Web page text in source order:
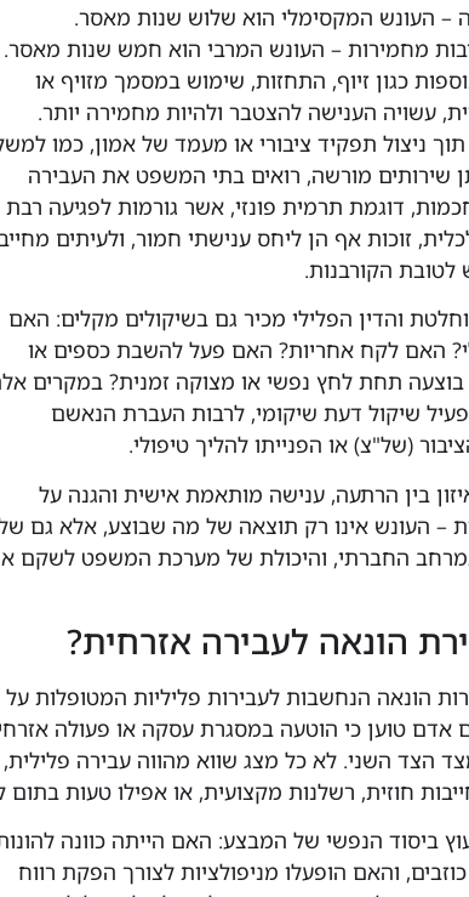
– העונש המקסימלי הוא שלוש שנות מאסר.
מחמירות – העונש המרבי הוא חמש שנות מאסר.
כגון זיוף, התחזות, שימוש במסמך מזויף או
עשויה הענישה להצטבר ולהיות מחמירה יותר.
ניצול תפקיד ציבורי או מעמד של אמון, כמו
שירותים מורשה, רואים בתי המשפט את העבירה
דוגמת תרמית פונזי, אשר גורמות לפגיעה רבת
זוכות אף הן ליחס ענישתי חמור, ולעיתים
לטובת הקורבנות.
והדין הפלילי מכיר גם בשיקולים מקלים: האם
האם לקח אחריות? האם פעל להשבת כספים או
בוצעה תחת לחץ נפשי או מצוקה זמנית? במקרים
שיקול דעת שיקומי, לרבות העברת הנאשם
(של"צ) או הפנייתו להליך טיפולי.
בין הרתעה, ענישה מותאמת אישית והגנה על
– העונש אינו רק תוצאה של מה שבוצע, אלא גם
החברתי, והיכולת של מערכת המשפט לשקם
הונאה לעבירה אזרחית?
הונאה הנחשבות לעבירות פליליות המטופלות על
אדם טוען כי הוטעה במסגרת עסקה או פעולה
הצד השני. לא כל מצג שווא מהווה עבירה פלילית,
חוזית, רשלנות מקצועית, או אפילו טעות בתום
ביסוד הנפשי של המבצע: האם הייתה כוונה
והאם הופעלו מניפולציות לצורך הפקת רווח